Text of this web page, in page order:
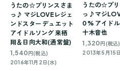
うたの☆プリンスさま
っ♪ マジLOVEレジェ
ンドスター デュエット
アイドルソング 来栖
翔＆日向大和(通常盤)
1,540 円(税込)
2016年11月2日(水)
うたの☆プリ
っ♪マジ
0% アイド
十木音也
1,320円(税込)
2013年5月15